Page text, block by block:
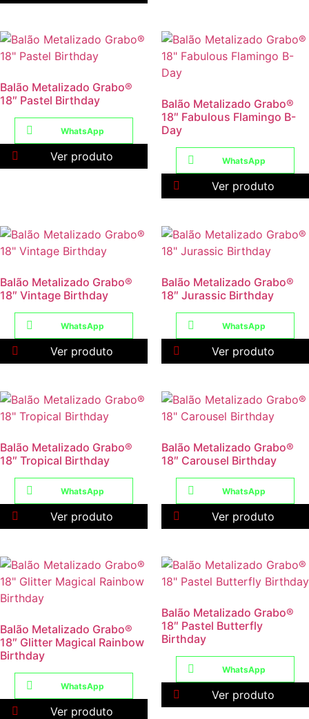
Balão Metalizado Grabo®
18″ Pastel Birthday
WhatsApp
Ver produto
Balão Metalizado Grabo®
18″ Fabulous Flamingo B-
Day
WhatsApp
Ver produto
Balão Metalizado Grabo®
18″ Vintage Birthday
WhatsApp
Ver produto
Balão Metalizado Grabo®
18″ Jurassic Birthday
WhatsApp
Ver produto
Balão Metalizado Grabo®
18″ Tropical Birthday
WhatsApp
Ver produto
Balão Metalizado Grabo®
18″ Carousel Birthday
WhatsApp
Ver produto
Balão Metalizado Grabo®
18″ Glitter Magical Rainbow
Birthday
WhatsApp
Ver produto
Balão Metalizado Grabo®
18″ Pastel Butterfly
Birthday
WhatsApp
Ver produto